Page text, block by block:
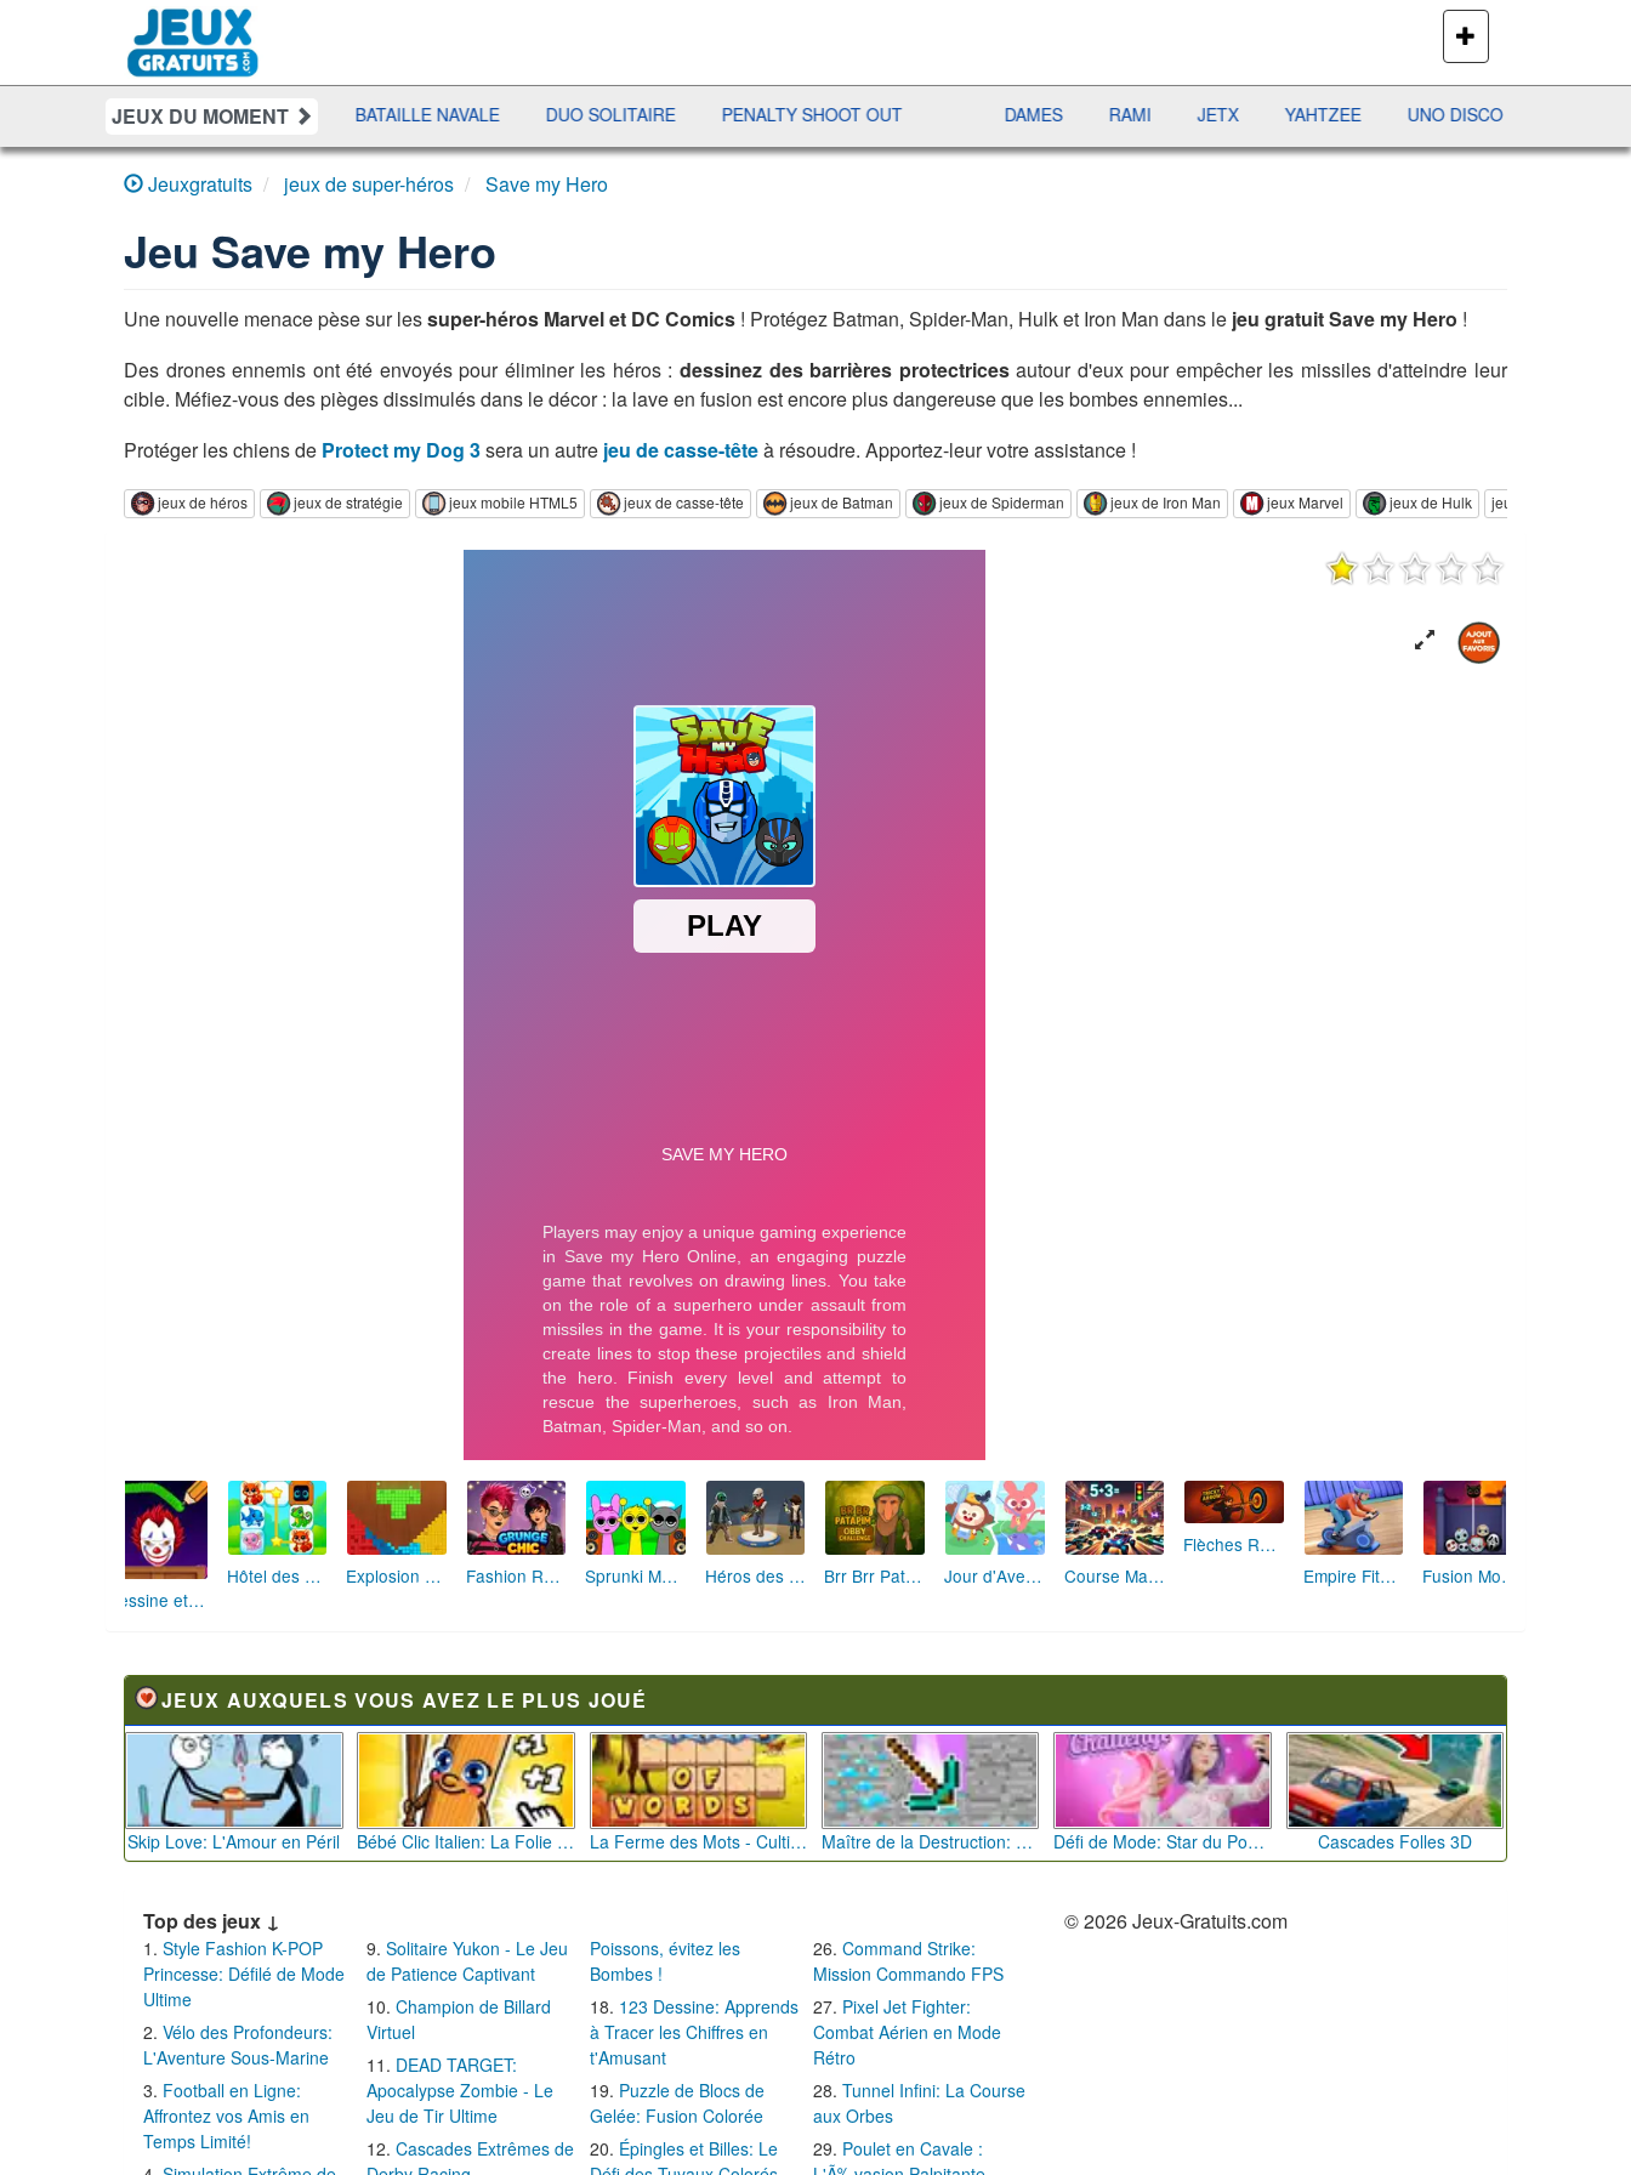
PLUS
DE
JEUX
JEUX DU MOMENT
SHERIFF POKER BATAILLE NAVALE DUO SOLITAIRE PENALTY SHOOT OUT RAMI JETX YAHTZEE UNO DISCO DÉFI MAHJONG
Jeuxgratuits jeux de super-héros Save my Hero
Jeu Save my Hero
Une nouvelle menace pèse sur lessuper-héros Marvel et DC Comics ! Protégez Batman, Spider-Man, Hulk et Iron Man dans le jeu gratuit Save my Hero !
Des drones ennemis ont été envoyés pour éliminer les héros : dessinez des barrières protectricesautour d'eux pour empêcher les missiles d'atteindre leur
cible. Méfiez-vous des pièges dissimulés dans le décor : la lave en fusion est encore plus dangereuse que les bombes ennemies...
Protéger les chiens de Protect my Dog 3sera un autre jeu de casse-têteà résoudre. Apportez-leur votre assistance !
jeux de héros jeux de stratégie jeux mobile HTML5 jeux de casse-tête jeux de Batman jeux de Spiderman jeux de Iron Man jeux Marvel jeux de Hulk jeux HTML5
Dessine et Écrase : Le Jeu des Monstres
Hôtel des Animaux de Rêve Explosion de Blocs de Sable Fashion Rebelle: Style Grunge Chic Sprunki Monster: Rythmes Musicaux Monstres Héros des Terres Hostiles Brr Brr Patapim: Le Défi Parkour Délirant Jour d'Aventure: Puzzles en Plein Air Course Mathématique: La Vitesse par les Chiffres
Flèches Rusées 2 : Visez Juste et Défiez la Rotation!
Empire Fitness - Simulateur de Salle de Sport
Fusion Monstrueuse d'Halloween
JEUX AUXQUELS VOUS AVEZ LE PLUS JOUÉ
Skip Love: L'Amour en Péril Bébé Clic Italien: La Folie des Petits Bambins La Ferme des Mots - Cultivez votre Vocabulaire Maître de la Destruction: Fusion de Pioches Défi de Mode: Star du Podium Cascades Folles 3D
Top des jeux ↓
Style Fashion K-POP
Princesse: Défilé de Mode
Ultime
Vélo des Profondeurs:
L'Aventure Sous-Marine
Football en Ligne:
Affrontez vos Amis en
Temps Limité!
Solitaire Yukon - Le Jeu
de Patience Captivant
Champion de Billard
Virtuel
DEAD TARGET:
Apocalypse Zombie - Le
Jeu de Tir Ultime
Cascades Extrêmes de
Poissons, évitez les
Bombes !
123 Dessine: Apprends
à Tracer les Chiffres en
t'Amusant
Puzzle de Blocs de
Gelée: Fusion Colorée
Épingles et Billes: Le
Command Strike:
Mission Commando FPS
Pixel Jet Fighter:
Combat Aérien en Mode
Rétro
Tunnel Infini: La Course
aux Orbes
Poulet en Cavale :
© 2026 Jeux-Gratuits.com